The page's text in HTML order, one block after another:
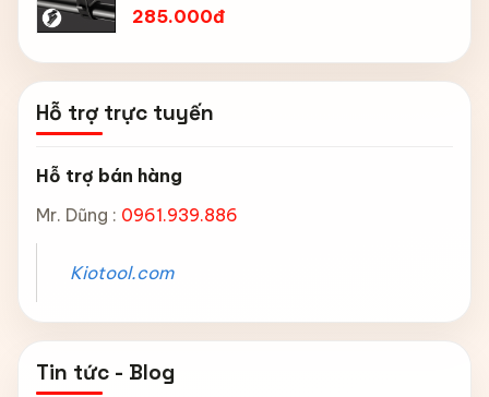
285.000đ
Hỗ trợ trực tuyến
Hỗ trợ bán hàng
Mr. Dũng : 0961.939.886
Kiotool.com
Tin tức - Blog